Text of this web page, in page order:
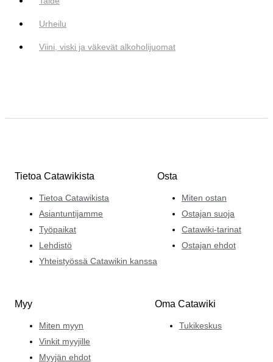
Urheilu
Viini, viski ja väkevät alkoholijuomat
Tietoa Catawikista
Tietoa Catawikista
Asiantuntijamme
Työpaikat
Lehdistö
Yhteistyössä Catawikin kanssa
Osta
Miten ostan
Ostajan suoja
Catawiki-tarinat
Ostajan ehdot
Myy
Miten myyn
Vinkit myyjille
Myyjän ehdot
Oma Catawiki
Tukikeskus